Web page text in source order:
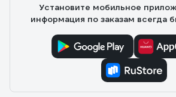
Установите мобильное
информация по заказам всегда